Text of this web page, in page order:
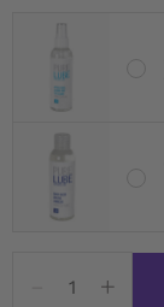
kiekis: